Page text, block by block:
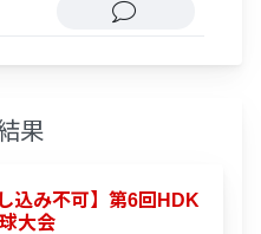
果
込み不可】第6回HDK
大会